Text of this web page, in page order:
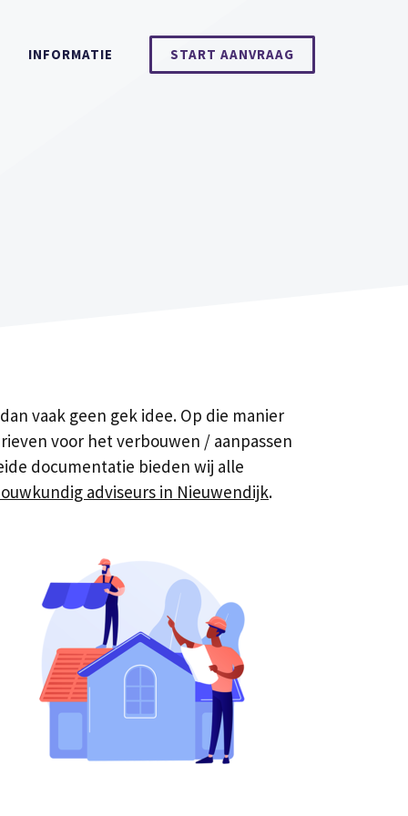
INFORMATIE START AANVRAAG
vaak geen gek idee. Op die manier
voor het verbouwen / aanpassen
documentatie bieden wij alle
adviseurs in Nieuwendijk.